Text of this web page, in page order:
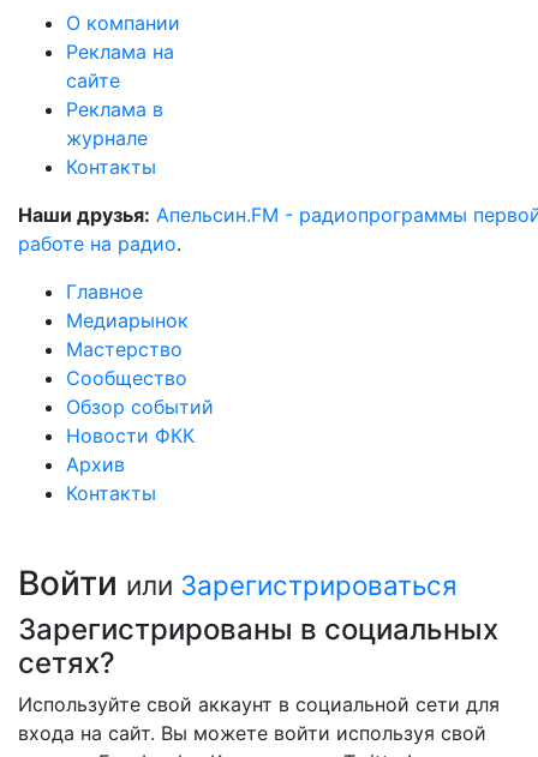
О компании
Реклама на
сайте
Реклама в
журнале
Контакты
Наши друзья: Апельсин.FM - радиопрограммы
работе на радио.
Главное
Медиарынок
Мастерство
Сообщество
Обзор событий
Новости ФКК
Архив
Контакты
Войти или Зарегистрироваться
Зарегистрированы в социальных
сетях?
Используйте свой аккаунт в социальной сети для
входа на сайт. Вы можете войти используя свой